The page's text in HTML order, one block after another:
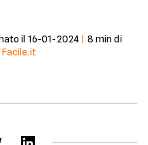
il 16-01-2024 8 min di
Facile.it